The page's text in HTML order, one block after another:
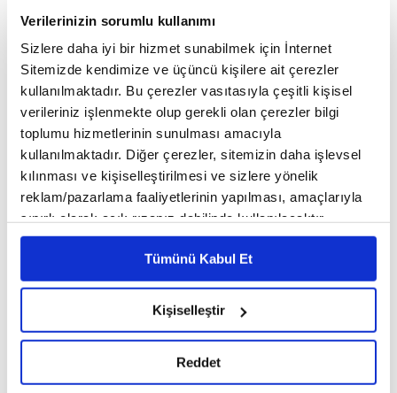
Verilerinizin sorumlu kullanımı
Sizlere daha iyi bir hizmet sunabilmek için İnternet
Sitemizde kendimize ve üçüncü kişilere ait çerezler
kullanılmaktadır. Bu çerezler vasıtasıyla çeşitli kişisel
verileriniz işlenmekte olup gerekli olan çerezler bilgi
toplumu hizmetlerinin sunulması amacıyla
kullanılmaktadır. Diğer çerezler, sitemizin daha işlevsel
kılınması ve kişiselleştirilmesi ve sizlere yönelik
reklam/pazarlama faaliyetlerinin yapılması, amaçlarıyla
sınırlı olarak açık rızanız dahilinde kullanılacaktır.
Çerezlere ilişkin tercihlerinizi çerez paneli vasıtasıyla
belirleyebilirsiniz. Çerezlere ilişkin detaylı bilgi için
Ayarlar butonuna tıklayabilir,Çerez Bilgilendirme
Metnimizi ziyaret edebilirsiniz.
hazırlanmış olan İnternet Sitesi Aydınlatma Metnimizi
okumak ve sitemizi ziyaretiniz kapsamında
gerçekleştirilen veri işleme faaliyetleri ile ilgili daha
Tümünü Kabul Et
Kişiselleştir
Reddet
tüfek, kılıç, kama, et satırı, kazma, kürek ve nacak
gibi birçok tarihi eşya sergileniyor.
ŞEHİT ÖMERHALİSDEMİRSAHNESİ